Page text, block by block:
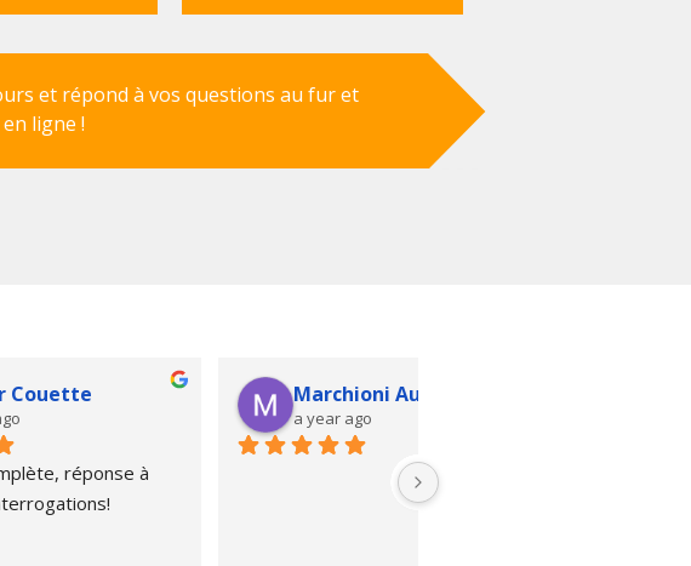
et répond à vos questions au fur et
ligne !
Meriem Belkacem
une formations très riche en
informations je recommande pour